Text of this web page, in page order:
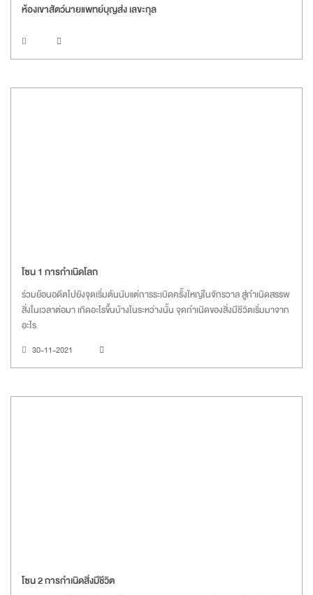
ห้องเขาสัตว์นายแพทย์บุญส่ง เลขะกุล
โซน 1 การกำเนิดโลก
ร่วมย้อนอดีตไปยังจุดเริ่มต้นนับแต่การระเบิดครั้งใหญ่ในจักรวาล สู่กำเนิดสรรพ
สิ่งในเวลาต่อมา เกิดอะไรขึ้นบ้างในระหว่างนั้น จุดกำเนิดของสิ่งมีชีวิตเริ่มมาจาก
อะไร
30-11-2021
โซน 2 การกำเนิดสิ่งมีชีวิต